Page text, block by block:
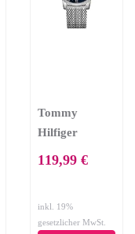
Tommy
Hilfiger
Armbanduhr
119,99 €
inkl. 19%
gesetzlicher MwSt.